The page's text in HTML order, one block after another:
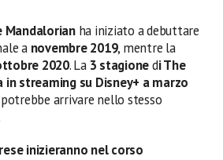
Mandalorian ha iniziato a debuttare
a novembre 2019, mentre la
2020. La 3 stagionedi The
streaming su Disney+ a marzo
potrebbe arrivare nello stesso
inizieranno nel corso